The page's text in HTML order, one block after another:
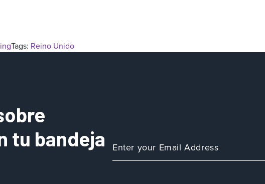
Tags: Reino Unido
tu bandeja